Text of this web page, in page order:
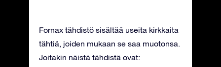
Fornax tähdistö sisältää useita kirkkaita
tähtiä, joiden mukaan se saa muotonsa.
Joitakin näistä tähdistä ovat: